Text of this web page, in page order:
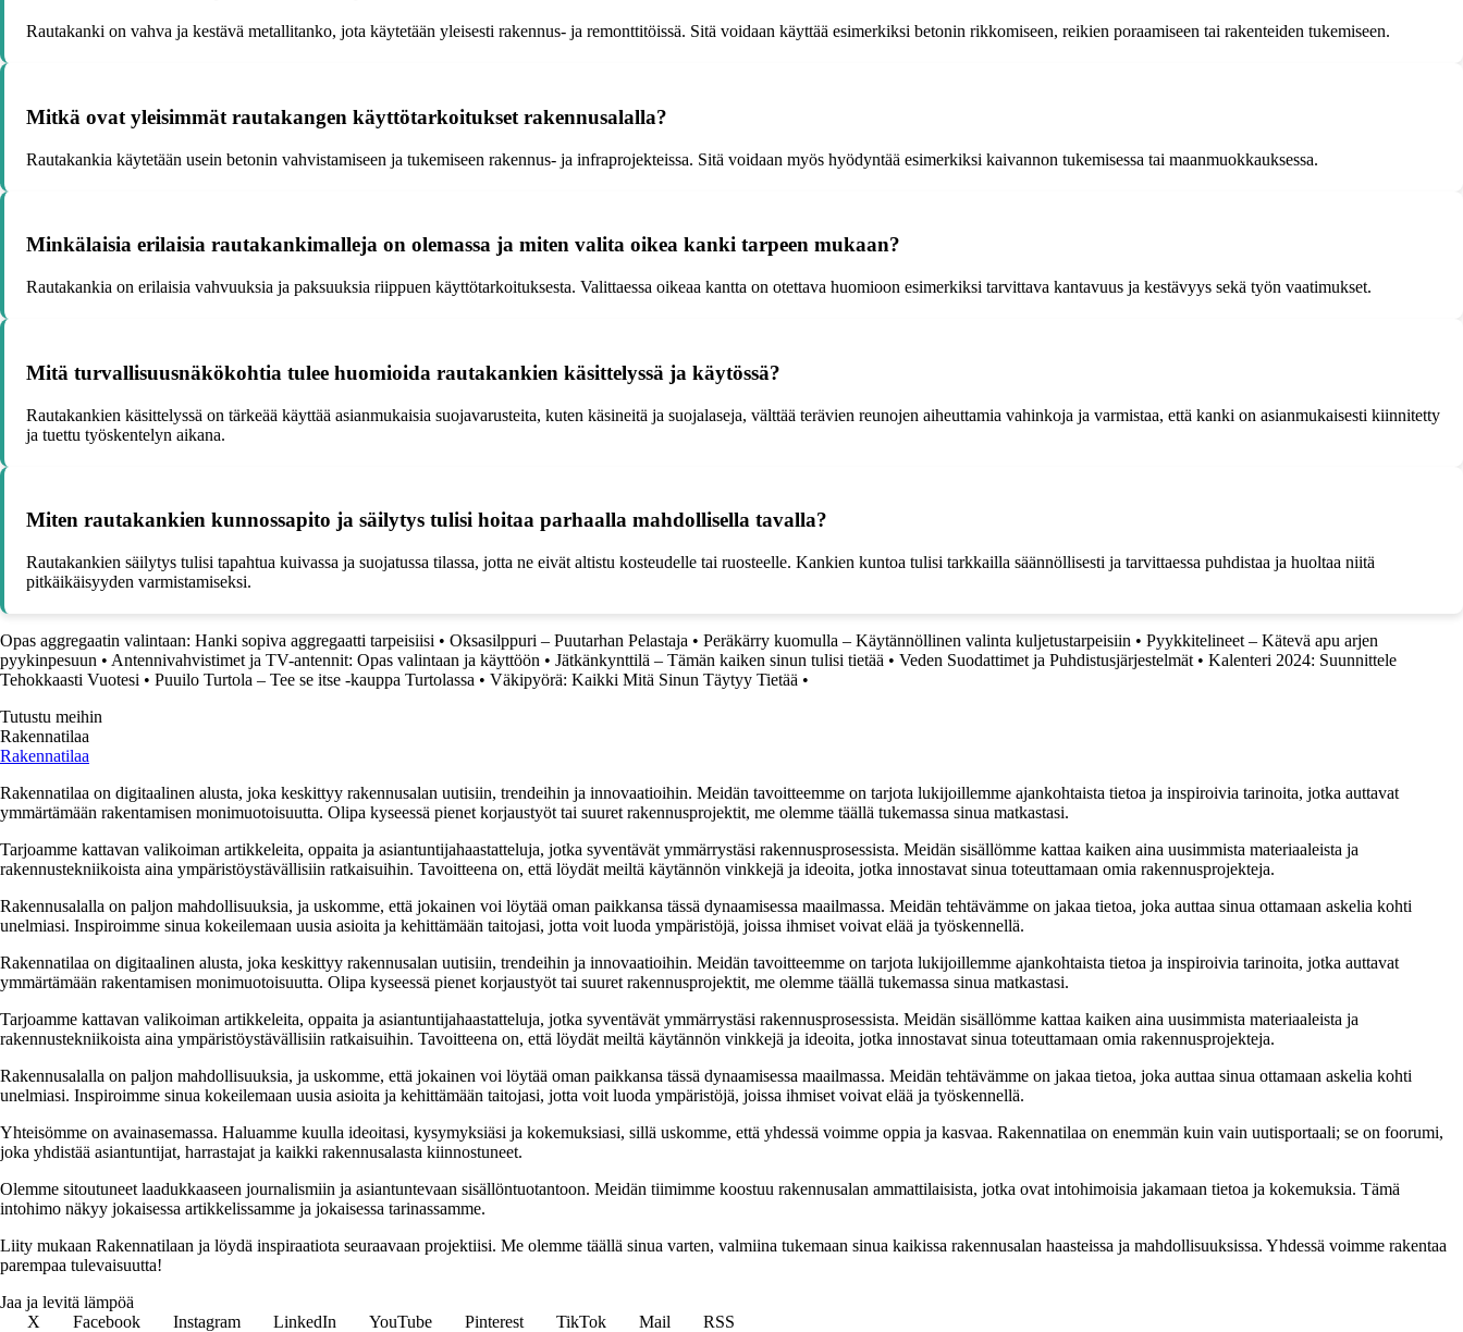
Rautakanki on vahva ja kestävä metallitanko, jota käytetään yleisesti rakennus- ja remonttitöissä. Sitä voidaan käyttää esimerkiksi betonin rikkomiseen, reikien poraamiseen tai rakenteiden tukemiseen.
Mitkä ovat yleisimmät rautakangen käyttötarkoitukset rakennusalalla?
Rautakankia käytetään usein betonin vahvistamiseen ja tukemiseen rakennus- ja infraprojekteissa. Sitä voidaan myös hyödyntää esimerkiksi kaivannon tukemisessa tai maanmuokkauksessa.
Minkälaisia erilaisia rautakankimalleja on olemassa ja miten valita oikea kanki tarpeen mukaan?
Rautakankia on erilaisia vahvuuksia ja paksuuksia riippuen käyttötarkoituksesta. Valittaessa oikeaa kantta on otettava huomioon esimerkiksi tarvittava kantavuus ja kestävyys sekä työn vaatimukset.
Mitä turvallisuusnäkökohtia tulee huomioida rautakankien käsittelyssä ja käytössä?
Rautakankien käsittelyssä on tärkeää käyttää asianmukaisia suojavarusteita, kuten käsineitä ja suojalaseja, välttää terävien reunojen aiheuttamia vahinkoja ja varmistaa, että kanki on asianmukaisesti kiinnitetty
ja tuettu työskentelyn aikana.
Miten rautakankien kunnossapito ja säilytys tulisi hoitaa parhaalla mahdollisella tavalla?
Rautakankien säilytys tulisi tapahtua kuivassa ja suojatussa tilassa, jotta ne eivät altistu kosteudelle tai ruosteelle. Kankien kuntoa tulisi tarkkailla säännöllisesti ja tarvittaessa puhdistaa ja huoltaa niitä
pitkäikäisyyden varmistamiseksi.
Opas aggregaatin valintaan: Hanki sopiva aggregaatti tarpeisiisi • Oksasilppuri – Puutarhan Pelastaja • Peräkärry kuomulla – Käytännöllinen valinta kuljetustarpeisiin • Pyykkitelineet – Kätevä apu arjen
pyykinpesuun • Antennivahvistimet ja TV-antennit: Opas valintaan ja käyttöön • Jätkänkynttilä – Tämän kaiken sinun tulisi tietää • Veden Suodattimet ja Puhdistusjärjestelmät • Kalenteri 2024: Suunnittele
Tehokkaasti Vuotesi • Puuilo Turtola – Tee se itse -kauppa Turtolassa • Väkipyörä: Kaikki Mitä Sinun Täytyy Tietää •
Tutustu meihin
Rakennatilaa
Rakennatilaa
Rakennatilaa on digitaalinen alusta, joka keskittyy rakennusalan uutisiin, trendeihin ja innovaatioihin. Meidän tavoitteemme on tarjota lukijoillemme ajankohtaista tietoa ja inspiroivia tarinoita, jotka auttavat
ymmärtämään rakentamisen monimuotoisuutta. Olipa kyseessä pienet korjaustyöt tai suuret rakennusprojektit, me olemme täällä tukemassa sinua matkastasi.
Tarjoamme kattavan valikoiman artikkeleita, oppaita ja asiantuntijahaastatteluja, jotka syventävät ymmärrystäsi rakennusprosessista. Meidän sisällömme kattaa kaiken aina uusimmista materiaaleista ja
rakennustekniikoista aina ympäristöystävällisiin ratkaisuihin. Tavoitteena on, että löydät meiltä käytännön vinkkejä ja ideoita, jotka innostavat sinua toteuttamaan omia rakennusprojekteja.
Rakennusalalla on paljon mahdollisuuksia, ja uskomme, että jokainen voi löytää oman paikkansa tässä dynaamisessa maailmassa. Meidän tehtävämme on jakaa tietoa, joka auttaa sinua ottamaan askelia kohti
unelmiasi. Inspiroimme sinua kokeilemaan uusia asioita ja kehittämään taitojasi, jotta voit luoda ympäristöjä, joissa ihmiset voivat elää ja työskennellä.
Rakennatilaa on digitaalinen alusta, joka keskittyy rakennusalan uutisiin, trendeihin ja innovaatioihin. Meidän tavoitteemme on tarjota lukijoillemme ajankohtaista tietoa ja inspiroivia tarinoita, jotka auttavat
ymmärtämään rakentamisen monimuotoisuutta. Olipa kyseessä pienet korjaustyöt tai suuret rakennusprojektit, me olemme täällä tukemassa sinua matkastasi.
Tarjoamme kattavan valikoiman artikkeleita, oppaita ja asiantuntijahaastatteluja, jotka syventävät ymmärrystäsi rakennusprosessista. Meidän sisällömme kattaa kaiken aina uusimmista materiaaleista ja
rakennustekniikoista aina ympäristöystävällisiin ratkaisuihin. Tavoitteena on, että löydät meiltä käytännön vinkkejä ja ideoita, jotka innostavat sinua toteuttamaan omia rakennusprojekteja.
Rakennusalalla on paljon mahdollisuuksia, ja uskomme, että jokainen voi löytää oman paikkansa tässä dynaamisessa maailmassa. Meidän tehtävämme on jakaa tietoa, joka auttaa sinua ottamaan askelia kohti
unelmiasi. Inspiroimme sinua kokeilemaan uusia asioita ja kehittämään taitojasi, jotta voit luoda ympäristöjä, joissa ihmiset voivat elää ja työskennellä.
Yhteisömme on avainasemassa. Haluamme kuulla ideoitasi, kysymyksiäsi ja kokemuksiasi, sillä uskomme, että yhdessä voimme oppia ja kasvaa. Rakennatilaa on enemmän kuin vain uutisportaali; se on foorumi,
joka yhdistää asiantuntijat, harrastajat ja kaikki rakennusalasta kiinnostuneet.
Olemme sitoutuneet laadukkaaseen journalismiin ja asiantuntevaan sisällöntuotantoon. Meidän tiimimme koostuu rakennusalan ammattilaisista, jotka ovat intohimoisia jakamaan tietoa ja kokemuksia. Tämä
intohimo näkyy jokaisessa artikkelissamme ja jokaisessa tarinassamme.
Liity mukaan Rakennatilaan ja löydä inspiraatiota seuraavaan projektiisi. Me olemme täällä sinua varten, valmiina tukemaan sinua kaikissa rakennusalan haasteissa ja mahdollisuuksissa. Yhdessä voimme rakentaa
parempaa tulevaisuutta!
Jaa ja levitä lämpöä
X
Facebook Instagram LinkedIn YouTube Pinterest TikTok Mail
RSS